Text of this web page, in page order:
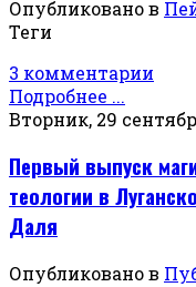
Опубликовано в
Теги
3 комментарии
Подробнее ...
Вторник, 29
Первый выпуск
теологии в
Даля
Опубликовано в